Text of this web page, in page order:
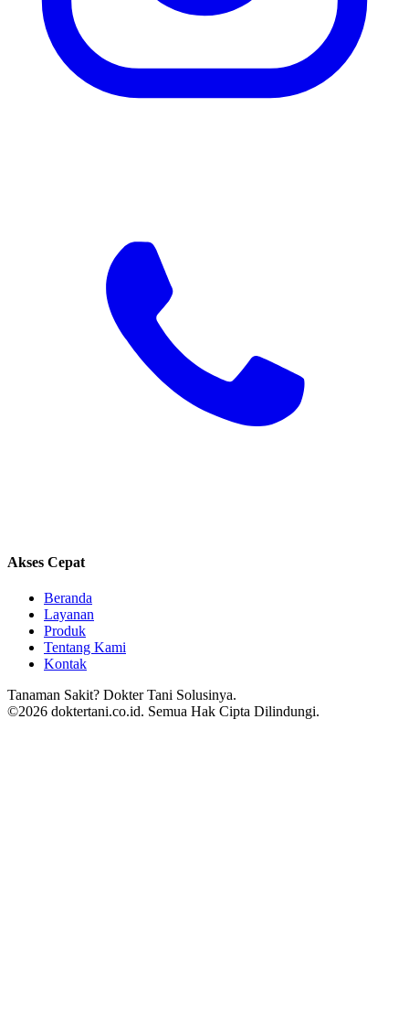
Akses Cepat
Beranda
Layanan
Produk
Tentang Kami
Kontak
Tanaman Sakit? Dokter Tani Solusinya.
©2026 doktertani.co.id. Semua Hak Cipta Dilindungi.